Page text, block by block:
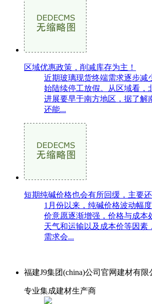
区域优惠政策，削减库存为主！
近期玻璃现货终端需求逐步减
始陆续停工放假。从区域看，
进展要早于南方地区，据了解
还能...
短期纯碱价格也会有所回缓，主要
1月份以来，纯碱价格波动幅
价意愿逐渐增强，价格与成本
天气和运输以及成本价等因素
需求会...
福建J9集团(china)公司官网建材有限
专业集成建材生产商